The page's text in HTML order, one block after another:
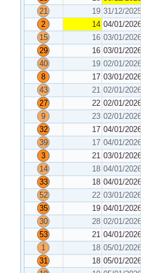
21
19 31/12/2025
2
14 04/01/2026
15
16 03/01/2026
29
16 03/01/2026
40
19 02/01/2026
8
17 03/01/2026
43
21 02/01/2026
27
22 02/01/2026
9
23 02/01/2026
32
17 04/01/2026
39
17 04/01/2026
3
21 03/01/2026
14
18 04/01/2026
33
18 04/01/2026
52
22 03/01/2026
35
19 04/01/2026
30
28 02/01/2026
53
21 04/01/2026
1
18 05/01/2026
31
18 05/01/2026